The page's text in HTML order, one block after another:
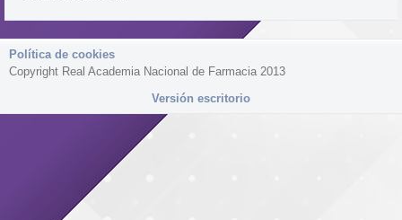
Política de cookies
Copyright Real Academia Nacional de Farmacia 2013
Versión escritorio